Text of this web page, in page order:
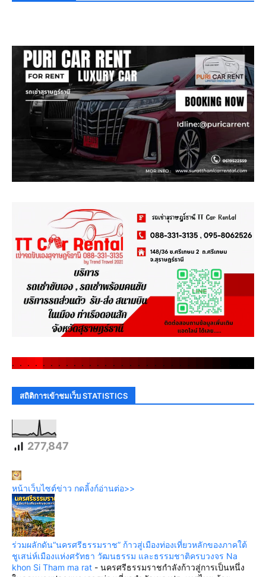
. . . . . . . . . . . . . . . . . . . . .
สถิติการเข้าชมเว็บ STATISTICS
277,847
หน้าเว็บไซต์ข่าว กดลิ้งก์อ่านต่อ>>
ร่วมผลักดัน“นครศรีธรรมราช” ก้าวสู่เมืองท่องเที่ยวหลักของภาคใต้
ชูเสน่ห์เมืองแห่งศรัทธา วัฒนธรรม และธรรมชาติครบวงจร Na
khon Si Tham ma rat - นครศรีธรรมราชกำลังก้าวสู่การเป็นหนึ่ง